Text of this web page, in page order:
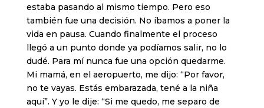
estaba pasando al mismo tiempo. Pero eso
también fue una decisión. No íbamos a poner la
vida en pausa. Cuando finalmente el proceso
llegó a un punto donde ya podíamos salir, no lo
dudé. Para mí nunca fue una opción quedarme.
Mi mamá, en el aeropuerto, me dijo: “Por favor,
no te vayas. Estás embarazada, tené a la niña
aquí”. Y yo le dije: “Si me quedo, me separo de